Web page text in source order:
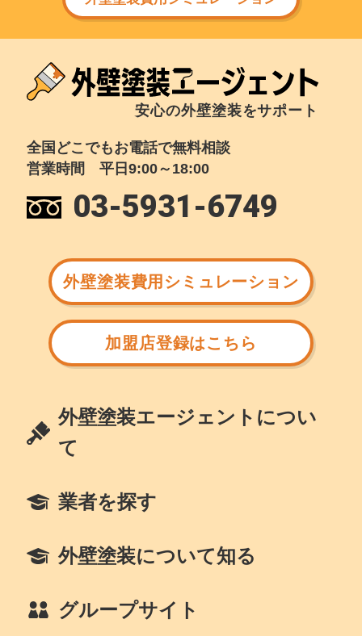
安心の外壁塗装をサポート
全国どこでもお電話で無料相談
営業時間 平日9:00～18:00
03-5931-6749
外壁塗装費用シミュレーション
加盟店登録はこちら
外壁塗装エージェントについ
て
業者を探す
外壁塗装について知る
グループサイト